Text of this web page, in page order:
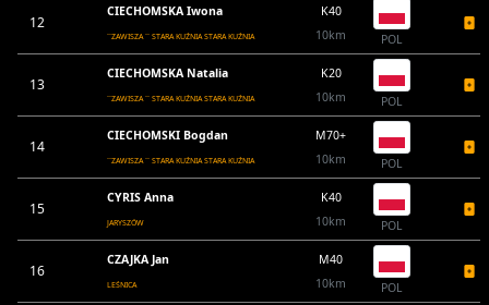
12
CIECHOMSKA Iwona
``ZAWISZA `` STARA KUŹNIA STARA KUŹNIA
K40
10km
POL
13
CIECHOMSKA Natalia
``ZAWISZA `` STARA KUŹNIA STARA KUŹNIA
K20
10km
POL
14
CIECHOMSKI Bogdan
``ZAWISZA `` STARA KUŹNIA STARA KUŹNIA
M70+
10km
POL
15
CYRIS Anna
JARYSZÓW
K40
10km
POL
16
CZAJKA Jan
LEŚNICA
M40
10km
POL